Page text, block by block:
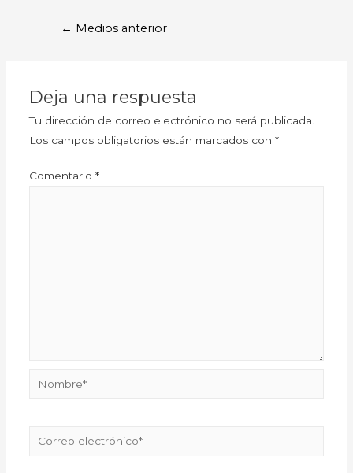
← Medios anterior
Deja una respuesta
Tu dirección de correo electrónico no será publicada.
Los campos obligatorios están marcados con *
Comentario *